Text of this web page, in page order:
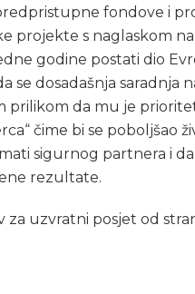
fondove i
projekte s naglaskom
godine postati dio
se dosadašnja saradnja
prilikom da mu je
čime bi se poboljšao
sigurnog partnera i
rezultate.
uzvratni posjet od